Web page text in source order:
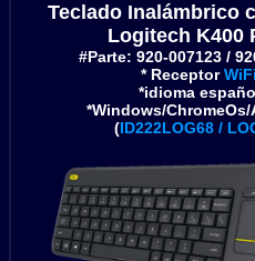
Teclado Inalámbrico
Logitech K400
#Parte: 920-007123 /
* ReceptorWiFi
*idioma
*Windows/
(ID222LOG68 /